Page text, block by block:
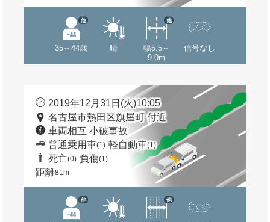
35～44歳
他
晴
幅5.5～
9.0m
他
信号なし
2019年12月31日(火)10:05
名古屋市熱田区旗屋町 付近
車両相互 小破事故
普通乗用車(1) 軽自動車(1)
死亡(0) 負傷(1)
距離81m
他 他